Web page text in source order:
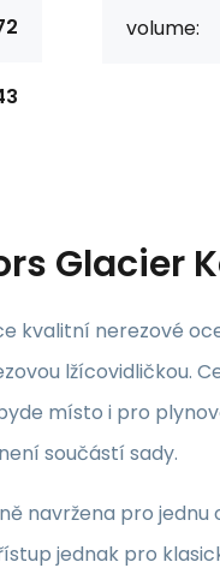
volume:
Glacier
kvalitní nerezové
lžícovidličkou.
místo i pro
součástí sady.
navržena pro jednu
jednak pro